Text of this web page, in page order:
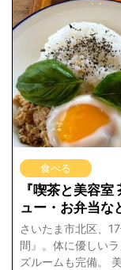
食べる
『喫茶と美容
ュー・お弁当な
さいたま市北区、
間』。体に優しい
ズルームも完備。